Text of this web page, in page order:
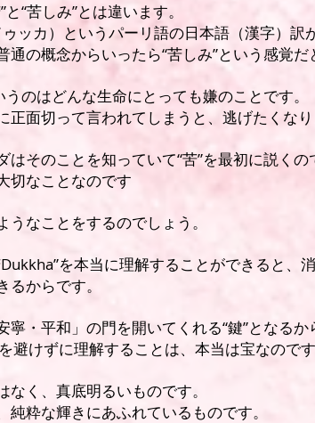
と“苦しみ”とは違います。
ッカ）というパーリ語の日本語（漢字）訳
通の概念からいったら“苦しみ”という感覚だ
うのはどんな生命にとっても嫌のことです。
正面切って言われてしまうと、逃げたくな
はそのことを知っていて“苦”を最初に説くの
切なことなのです
うなことをするのでしょう。
を本当に理解することができると、
るからです。
寧・平和」の門を開いてくれる“鍵”となるか
避けずに理解することは、 本当は宝なのです
なく、真底明るいものです。
純粋な輝きにあふれているものです。